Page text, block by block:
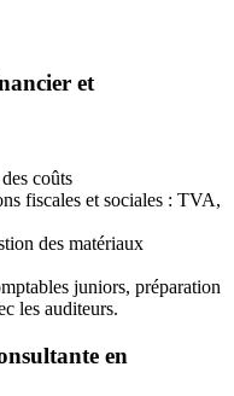
et
coûts
fiscales et sociales : TVA,
des matériaux
juniors, préparation
les auditeurs.
en